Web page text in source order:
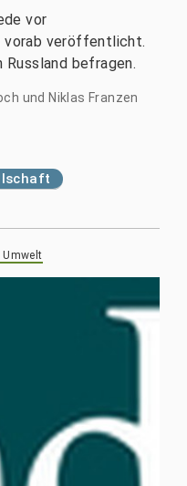
vor
vorab veröffentlicht.
Russland befragen.
und Niklas Franzen